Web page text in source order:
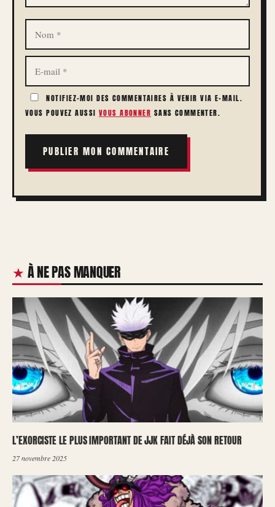
NOM
E-
MAIL
NOTIFIEZ-MOI DES COMMENTAIRES À VENIR VIA E-MAIL.
VOUS POUVEZ AUSSI VOUS ABONNER SANS COMMENTER.
À NE PAS MANQUER
L’EXORCISTE LE PLUS IMPORTANT DE JJK FAIT DÉJÀ SON RETOUR
27 novembre 2025